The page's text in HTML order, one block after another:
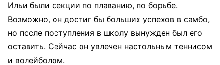
Ильи были секции по плаванию, по борьбе.
Возможно, он достиг бы больших успехов в самбо,
но после поступления в школу вынужден был его
оставить. Сейчас он увлечен настольным теннисом
и волейболом.